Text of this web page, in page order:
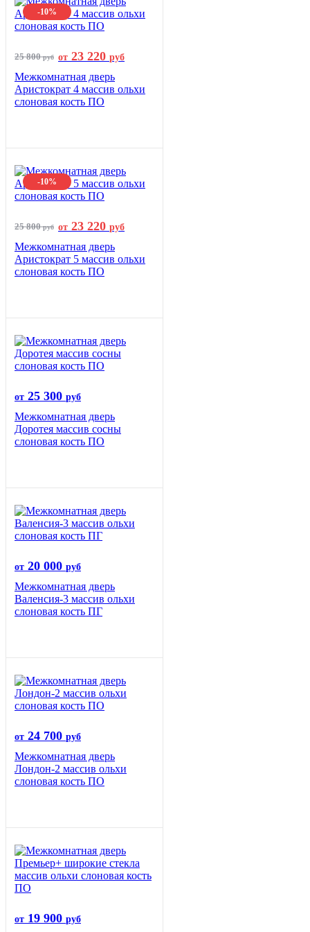
-10%
25 800руб от 23 220 руб
Межкомнатная дверь
Аристократ 4 массив ольхи
слоновая кость ПО
-10%
25 800руб от 23 220 руб
Межкомнатная дверь
Аристократ 5 массив ольхи
слоновая кость ПО
от 25 300 руб
Межкомнатная дверь
Доротея массив сосны
слоновая кость ПО
от 20 000 руб
Межкомнатная дверь
Валенсия-3 массив ольхи
слоновая кость ПГ
от 24 700 руб
Межкомнатная дверь
Лондон-2 массив ольхи
слоновая кость ПО
от 19 900 руб